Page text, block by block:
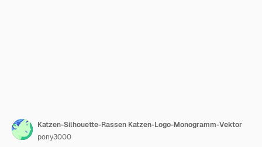
Katzen-Silhouette-Rassen Katzen-Logo-Monogramm-Vektor
pony3000